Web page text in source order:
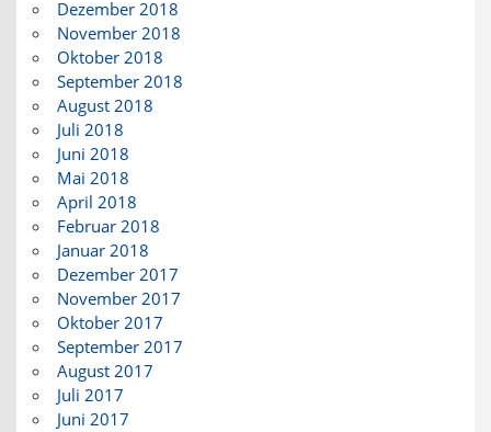
Dezember 2018
November 2018
Oktober 2018
September 2018
August 2018
Juli 2018
Juni 2018
Mai 2018
April 2018
Februar 2018
Januar 2018
Dezember 2017
November 2017
Oktober 2017
September 2017
August 2017
Juli 2017
Juni 2017